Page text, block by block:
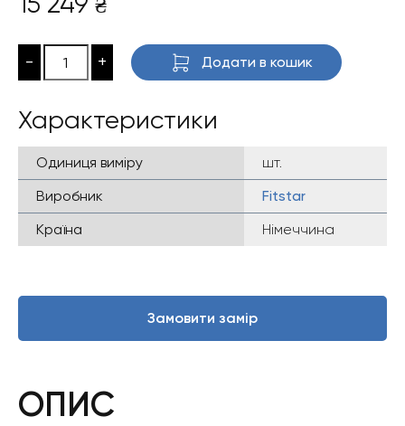
₴
- + Додати в кошик
Характеристики
Одиниця виміру
шт.
Виробник
Fitstar
Країна
Німеччина
Замовити замір
ОПИС